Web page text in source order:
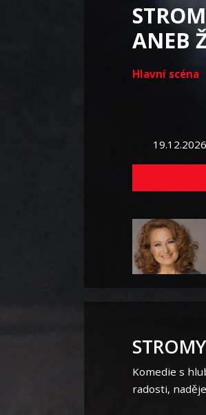
ANEB
Hlavní scéna
19.12.2026
Komedie s
radosti,